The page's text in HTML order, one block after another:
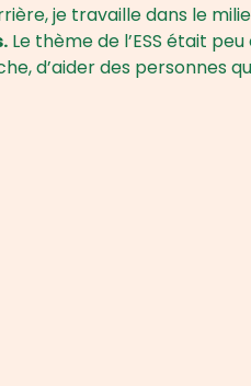
je travaille dans le
Le thème de l’ESS était
d’aider des personnes